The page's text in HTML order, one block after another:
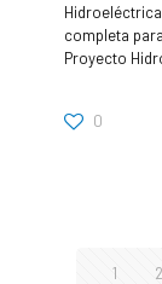
completa
Proyecto
0
1 2